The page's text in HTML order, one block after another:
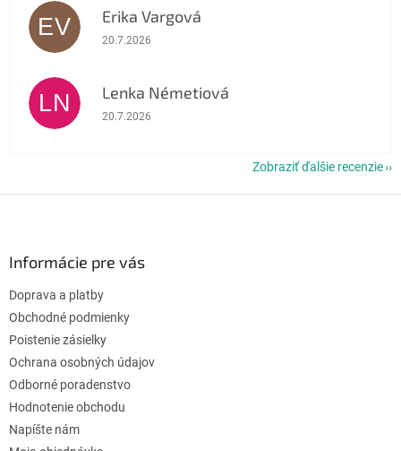
EV Erika Vargová
Hodnotenie obchodu je 5 z 5 hviezdičiek.
20.7.2026
LN Lenka Németiová
Hodnotenie obchodu je 5 z 5 hviezdičiek.
20.7.2026
Zobraziť ďalšie recenzie
Informácie pre vás
Doprava a platby
Obchodné podmienky
Poistenie zásielky
Ochrana osobných údajov
Odborné poradenstvo
Hodnotenie obchodu
Napíšte nám